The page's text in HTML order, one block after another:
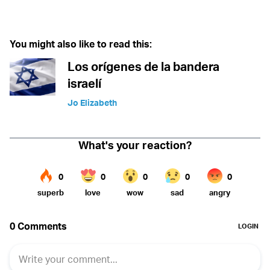
You might also like to read this:
Los orígenes de la bandera
israelí
Jo Elizabeth